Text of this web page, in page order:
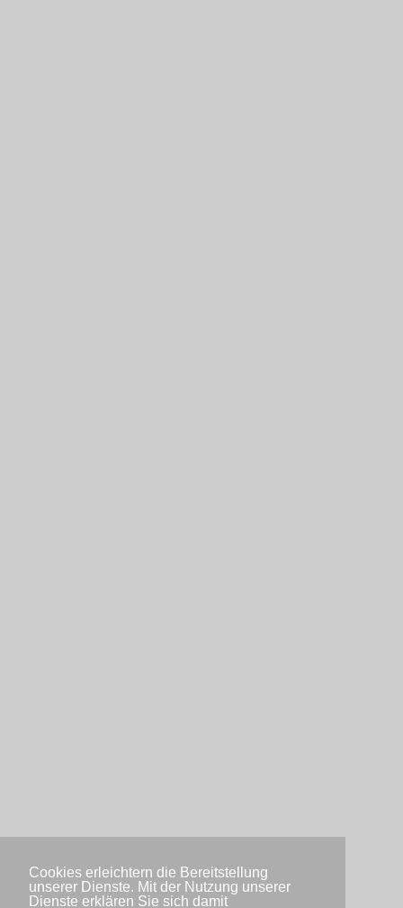
Cookies erleichtern die Bereitstellung
unserer Dienste. Mit der Nutzung unserer
Dienste erklären Sie sich damit